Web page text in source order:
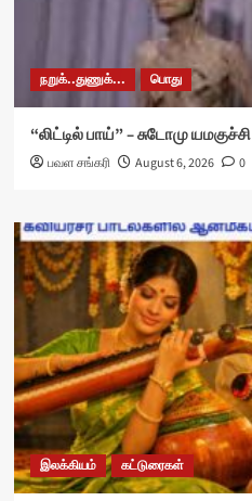
நறுக்..துணுக்... பொது
“லிட்டில் பாய்” – சுடோமு யமகுச்சி
பவள சங்கரி August 6, 2026 0
இலக்கியம் கட்டுரைகள்